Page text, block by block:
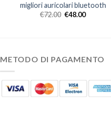
migliori auricolari bluetooth
€72.00 €48.00
METODO DI PAGAMENTO